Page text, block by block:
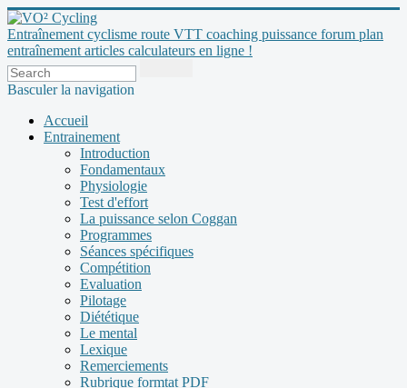
Entraînement cyclisme route VTT coaching puissance forum plan
entraînement articles calculateurs en ligne !
Basculer la navigation
Accueil
Entrainement
Introduction
Fondamentaux
Physiologie
Test d'effort
La puissance selon Coggan
Programmes
Séances spécifiques
Compétition
Evaluation
Pilotage
Diététique
Le mental
Lexique
Remerciements
Rubrique formtat PDF